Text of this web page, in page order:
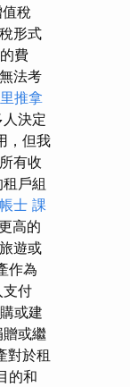
稅
形式
費
法考
推拿
決定
，但我
有收
戶組
士 課
高的
遊或
作為
支付
或建
或繼
對於租
的和